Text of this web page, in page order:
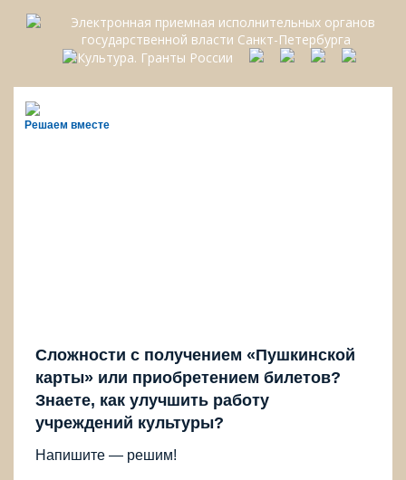
Решаем вместе
Сложности с получением «Пушкинской
карты» или приобретением билетов?
Знаете, как улучшить работу
учреждений культуры?
Напишите — решим!